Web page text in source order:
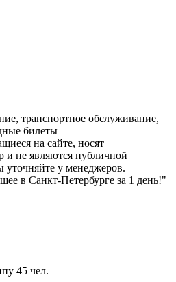
транспортное обслуживание,
билеты
на сайте, носят
и не являются публичной
у менеджеров.
в Санкт-Петербурге за 1 день!"
45 чел.